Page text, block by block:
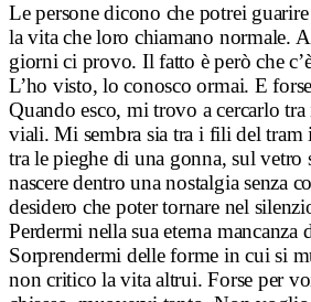
Le persone dicono che potrei
la vita che loro chiamano normale.
giorni ci provo. Il fatto è però che
L’ho visto, lo conosco ormai. E
Quando esco, mi trovo a cercarlo
viali. Mi sembra sia tra i fili del tram
tra le pieghe di una gonna, sul
nascere dentro una nostalgia senza
desidero che poter tornare nel
Perdermi nella sua eterna mancanza
Sorprendermi delle forme in cui si
non critico la vita altrui. Forse per